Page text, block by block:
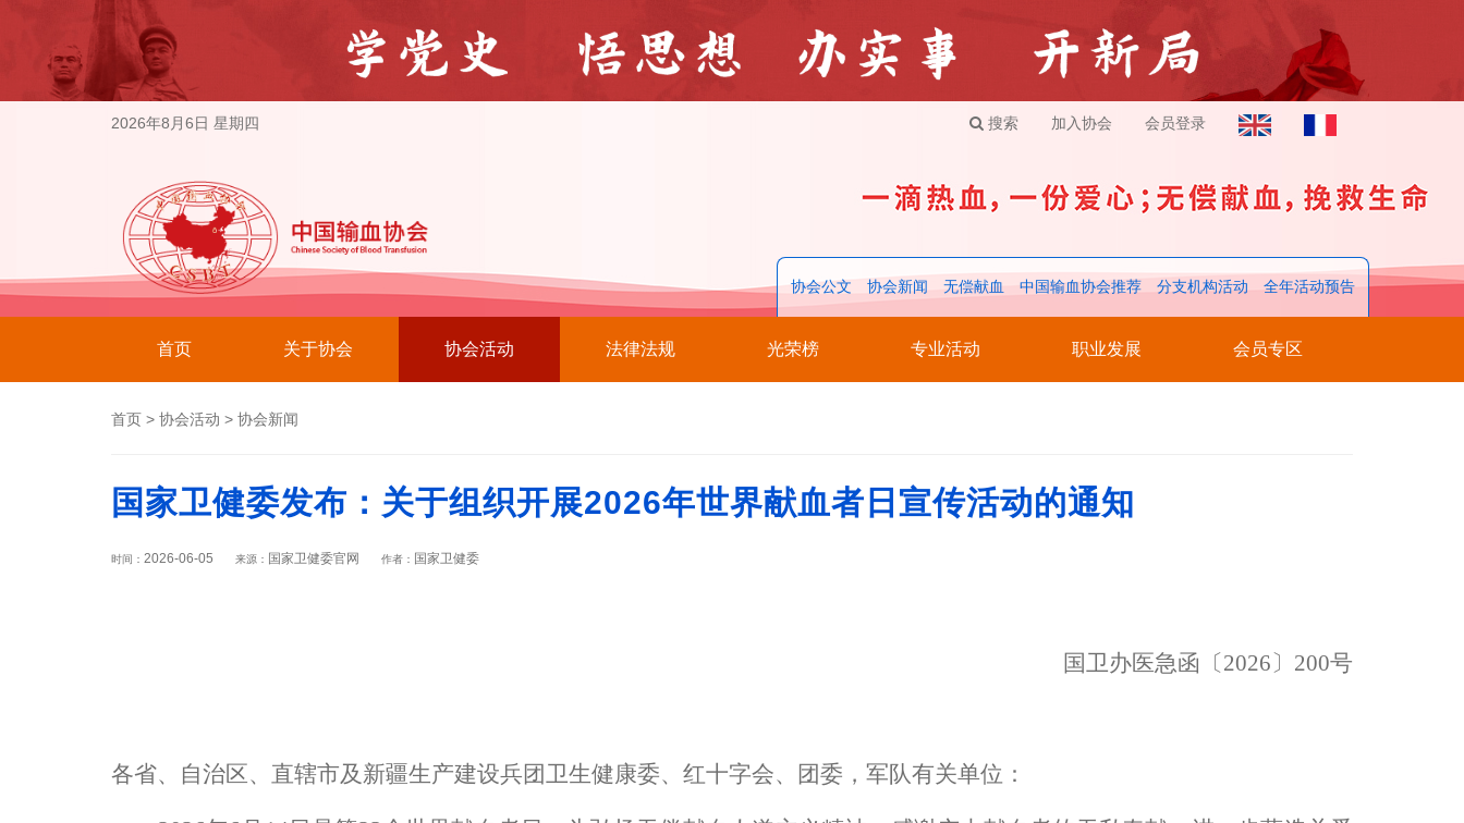
2026年8月6日 星期四 搜索 加入协会 会员登录
协会公文 协会新闻 无偿献血 中国输血协会推荐 分支机构活动 全年活动预告
首页 关于协会 协会活动 法律法规 光荣榜 专业活动 职业发展 会员专区
首页 > 协会活动 > 协会新闻
国家卫健委发布：关于组织开展2026年世界献血者日宣传活动的通知
时间： 2026-06-05 来源： 国家卫健委官网 作者： 国家卫健委
国卫办医急函 〔2026〕 200号
各省、自治区、直辖市及新疆生产建设兵团卫生健康委、红十字会、团委，军队有关单位：